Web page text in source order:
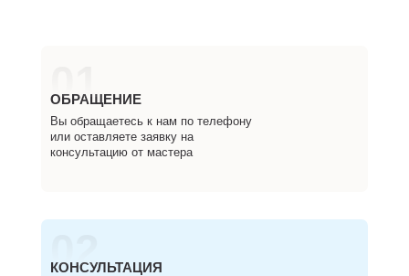
01
ОБРАЩЕНИЕ
Вы обращаетесь к нам по телефону
или оставляете заявку на
консультацию от мастера
02
КОНСУЛЬТАЦИЯ